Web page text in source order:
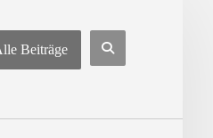
Beiträge